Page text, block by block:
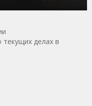
делах в